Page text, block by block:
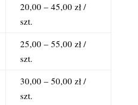
20,00 – 45,00 zł /
szt.
25,00 – 55,00 zł /
szt.
30,00 – 50,00 zł /
szt.